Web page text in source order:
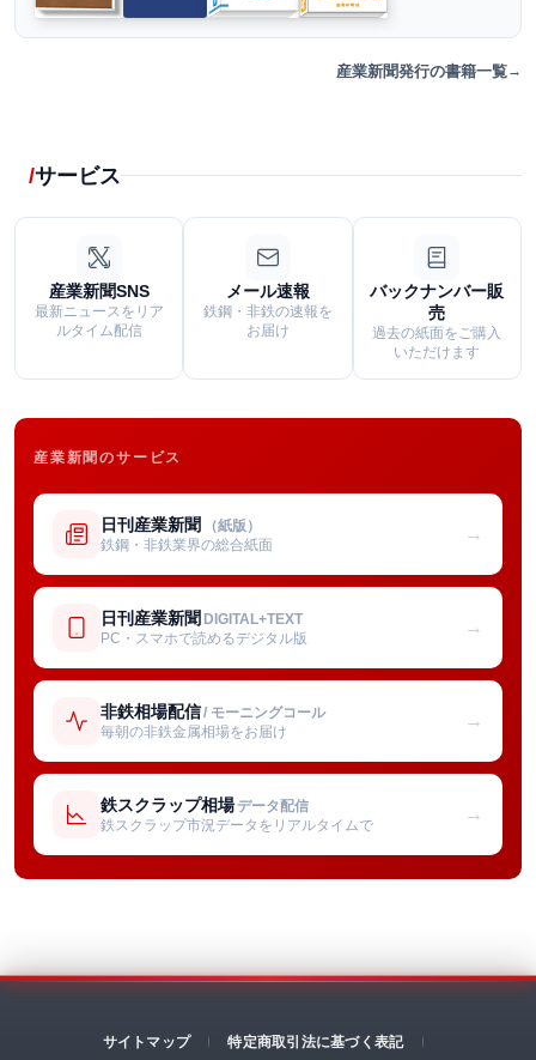
産業新聞発行の書籍一覧
サービス
産業新聞SNS
最新ニュースをリア
ルタイム配信
メール速報
鉄鋼・非鉄の速報を
お届け
バックナンバー販
売
過去の紙面をご購入
いただけます
産業新聞のサービス
日刊産業新聞 （紙版）
鉄鋼・非鉄業界の総合紙面
→
日刊産業新聞 DIGITAL+TEXT
PC・スマホで読めるデジタル版
→
非鉄相場配信/ モーニングコール
毎朝の非鉄金属相場をお届け
→
鉄スクラップ相場 データ配信
鉄スクラップ市況データをリアルタイムで
→
サイトマップ 特定商取引法に基づく表記